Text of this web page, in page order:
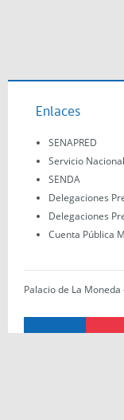
Enlaces
SENAPRED
Servicio
SENDA
Delegaciones
Delegaciones
Cuenta Pública
Palacio de La